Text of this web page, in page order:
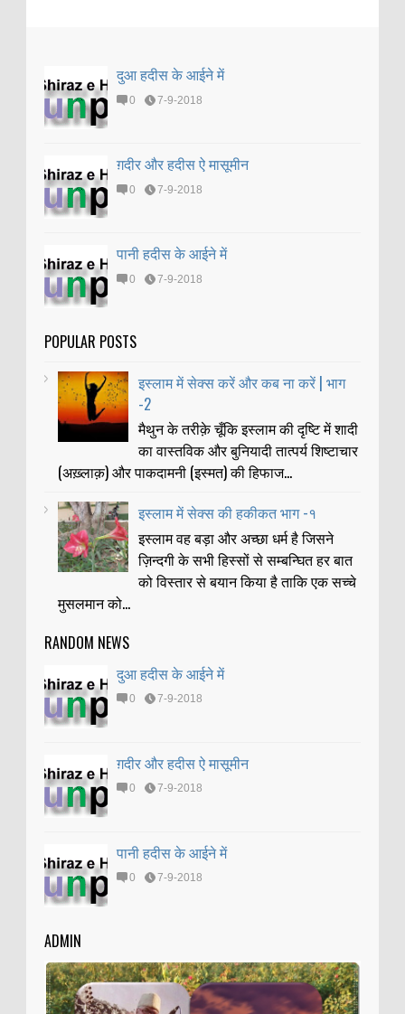
दुआ हदीस के आईने में
0 7-9-2018
ग़दीर और हदीस ऐ मासूमीन
0 7-9-2018
पानी हदीस के आईने में
0 7-9-2018
POPULAR POSTS
इस्लाम में सेक्स करें और कब ना करें | भाग
-2
मैथुन के तरीक़े चूँकि इस्लाम की दृष्टि में शादी
का वास्तविक और बुनियादी तात्पर्य शिष्टाचार
(अख़्लाक़) और पाकदामनी (इस्मत) की हिफाज...
इस्लाम में सेक्स की हकीकत भाग -१
इस्लाम वह बड़ा और अच्छा धर्म है जिसने
ज़िन्दगी के सभी हिस्सों से सम्बन्घित हर बात
को विस्तार से बयान किया है ताकि एक सच्चे
मुसलमान को...
RANDOM NEWS
दुआ हदीस के आईने में
0 7-9-2018
ग़दीर और हदीस ऐ मासूमीन
0 7-9-2018
पानी हदीस के आईने में
0 7-9-2018
ADMIN